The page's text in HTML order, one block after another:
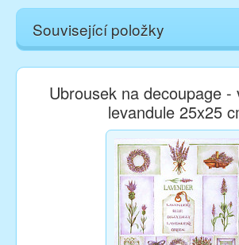
Související položky
Ubrousek na decoupage -
levandule 25x25